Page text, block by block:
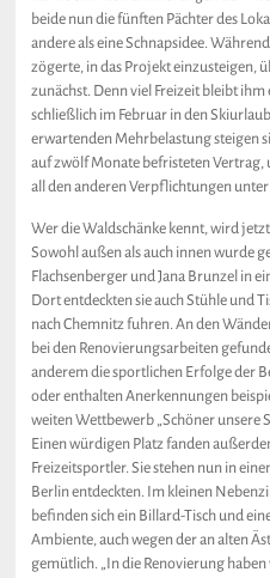
beide nun die fünften Pächter des
andere als eine Schnapsidee.
zögerte, in das Projekt einzusteigen,
zunächst. Denn viel Freizeit bleibt
schließlich im Februar in den
erwartenden Mehrbelastung steigen
auf zwölf Monate befristeten Vertrag,
all den anderen Verpflichtungen
Wer die Waldschänke kennt, wird
Sowohl außen als auch innen wurde
Flachsenberger und Jana Brunzel in
Dort entdeckten sie auch Stühle und
nach Chemnitz fuhren. An den
bei den Renovierungsarbeiten
anderem die sportlichen Erfolge der
oder enthalten Anerkennungen
weiten Wettbewerb „Schöner unsere
Einen würdigen Platz fanden
Freizeitsportler. Sie stehen nun in
Berlin entdeckten. Im kleinen
befinden sich ein Billard-Tisch und
Ambiente, auch wegen der an alten
gemütlich. „In die Renovierung